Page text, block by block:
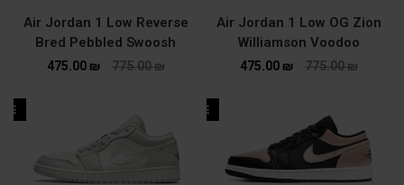
Air Jordan 1 Low OG Zion
Williamson Voodoo
775.00₪
475.00 ₪
Air Jordan 1 Low Reverse
Bred Pebbled Swoosh
775.00₪
475.00 ₪
SALE